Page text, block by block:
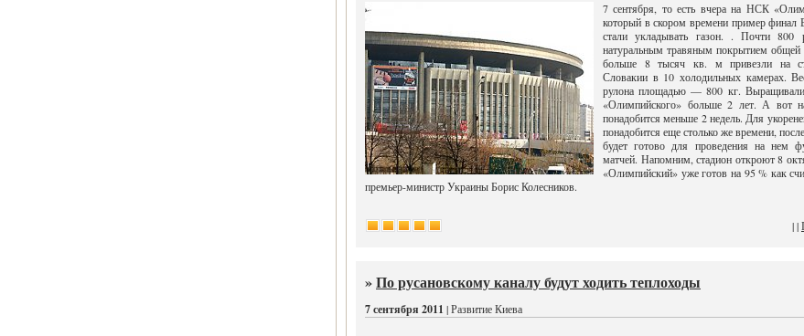
7 сентября, то есть вчера на НСК
который в скором времени пример финал
стали укладывать газон. . Почти 800
натуральным травяным покрытием
больше 8 тысяч кв. м привезли на
Словакии в 10 холодильных камерах.
рулона площадью — 800 кг.
«Олимпийского» больше 2 лет. А вот
понадобится меньше 2 недель. Для
понадобится еще столько же времени,
будет готово для проведения на нем
матчей. Напомним, стадион откроют 8
«Олимпийский» уже готов на 95 % как
премьер-министр Украины Борис Колесников.
| |
»По русановскому каналу будут ходить теплоходы
7 сентября 2011 | Развитие Киева